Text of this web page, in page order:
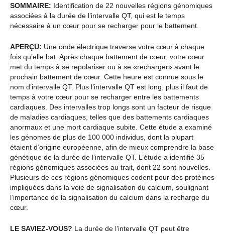
SOMMAIRE: Identification de 22 nouvelles régions génomiques
associées à la durée de l’intervalle QT, qui est le temps
nécessaire à un cœur pour se recharger pour le battement.
APERÇU: Une onde électrique traverse votre cœur à chaque
fois qu’elle bat. Après chaque battement de cœur, votre cœur
met du temps à se repolariser ou à se «recharger» avant le
prochain battement de cœur. Cette heure est connue sous le
nom d’intervalle QT. Plus l’intervalle QT est long, plus il faut de
temps à votre cœur pour se recharger entre les battements
cardiaques. Des intervalles trop longs sont un facteur de risque
de maladies cardiaques, telles que des battements cardiaques
anormaux et une mort cardiaque subite. Cette étude a examiné
les génomes de plus de 100 000 individus, dont la plupart
étaient d’origine européenne, afin de mieux comprendre la base
génétique de la durée de l’intervalle QT. L’étude a identifié 35
régions génomiques associées au trait, dont 22 sont nouvelles.
Plusieurs de ces régions génomiques codent pour des protéines
impliquées dans la voie de signalisation du calcium, soulignant
l’importance de la signalisation du calcium dans la recharge du
cœur.
LE SAVIEZ-VOUS? La durée de l’intervalle QT peut être